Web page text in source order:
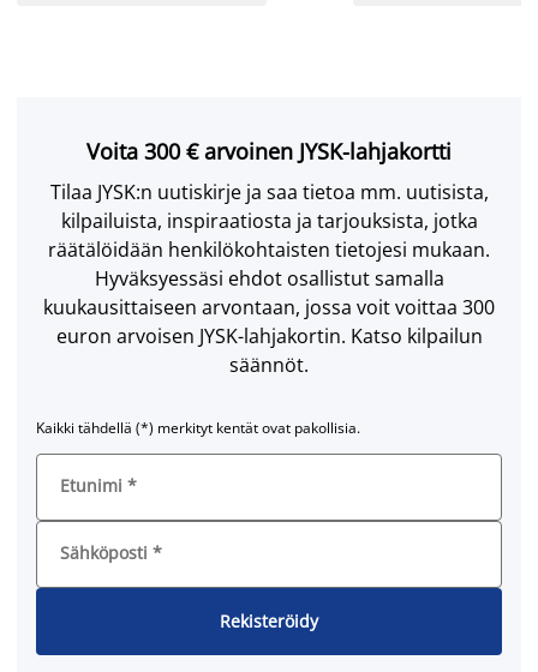
Voita 300 € arvoinen JYSK-lahjakortti
Tilaa JYSK:n uutiskirje ja saa tietoa mm. uutisista,
kilpailuista, inspiraatiosta ja tarjouksista, jotka
räätälöidään henkilökohtaisten tietojesi mukaan.
Hyväksyessäsi ehdot osallistut samalla
kuukausittaiseen arvontaan, jossa voit voittaa 300
euron arvoisen JYSK-lahjakortin. Katso kilpailun
säännöt.
Kaikki tähdellä (*) merkityt kentät ovat pakollisia.
Etunimi *
Sähköposti *
Rekisteröidy